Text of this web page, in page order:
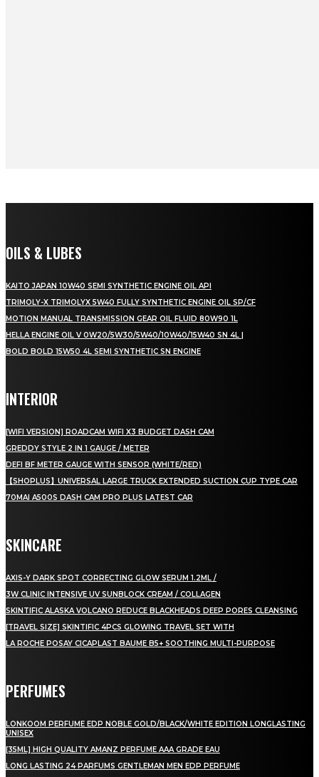
OILS & LUBES
KAITO JAPAN 10W40 SEMI SYNTHETIC ENGINE OIL API
TRIMOLY-X TRIMOLYX 5W40 FULLY SYNTHETIC ENGINE OIL SP/CF
MOTION MANUAL TRANSMISSION GEAR OIL FLUID 80W90 1L
HELLA ENGINE OIL V 0W20/5W30/5W40/10W40/15W40 SN 4L |
BOLD BOLD 15W50 4L SEMI SYNTHETIC SN ENGINE
INTERIOR
[WIFI VERSION] ROADCAM WIFI X3 BUDGET DASH CAM
GREDDY STYLE 2 IN 1 GAUGE / METER
DEFI BF METER GAUGE WITH SENSOR (WHITE/RED)
【SHOPLUS】UNIVERSAL LARGE TRUCK EXTENDED SUCTION CUP TYPE CAR
70MAI A500S DASH CAM PRO PLUS LATEST CAR
SKINCARE
AXIS-Y DARK SPOT CORRECTING GLOW SERUM 1.2ML /
3W CLINIC INTENSIVE UV SUNBLOCK CREAM / COLLAGEN
SKINTIFIC ALASKA VOLCANO REDUCE BLACKHEADS DEEP PORES CLEANSING
[TRAVEL SIZE] SKINTIFIC 4PCS GLOWING TRAVEL SET WITH
LA ROCHE POSAY CICAPLAST BAUME B5+ SOOTHING MULTI-PURPOSE
PERFUMES
LONKOOM PERFUME EDP NOBLE GOLD/BLACK/WHITE EDITION LONGLASTING
UNISEX
[35ML] HIGH QUALITY AMANZ PERFUME AAA GRADE EAU
LONG LASTING 24 PARFUMS GENTLEMAN MEN EDP PERFUME